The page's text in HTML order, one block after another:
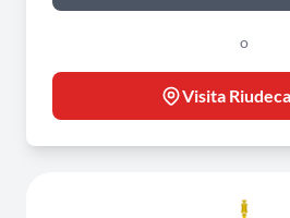
o
Visita